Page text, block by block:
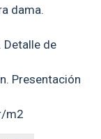
dama.
Detalle de
Presentación
m2